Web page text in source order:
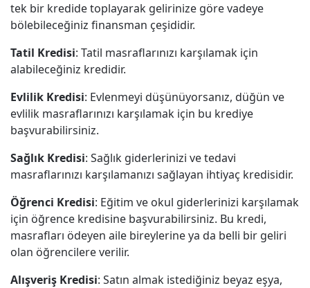
tek bir kredide toplayarak gelirinize göre vadeye
bölebileceğiniz finansman çeşididir.
Tatil Kredisi: Tatil masraflarınızı karşılamak için
alabileceğiniz kredidir.
Evlilik Kredisi: Evlenmeyi düşünüyorsanız, düğün ve
evlilik masraflarınızı karşılamak için bu krediye
başvurabilirsiniz.
Sağlık Kredisi: Sağlık giderlerinizi ve tedavi
masraflarınızı karşılamanızı sağlayan ihtiyaç kredisidir.
Öğrenci Kredisi: Eğitim ve okul giderlerinizi karşılamak
için öğrence kredisine başvurabilirsiniz. Bu kredi,
masrafları ödeyen aile bireylerine ya da belli bir geliri
olan öğrencilere verilir.
Alışveriş Kredisi: Satın almak istediğiniz beyaz eşya,